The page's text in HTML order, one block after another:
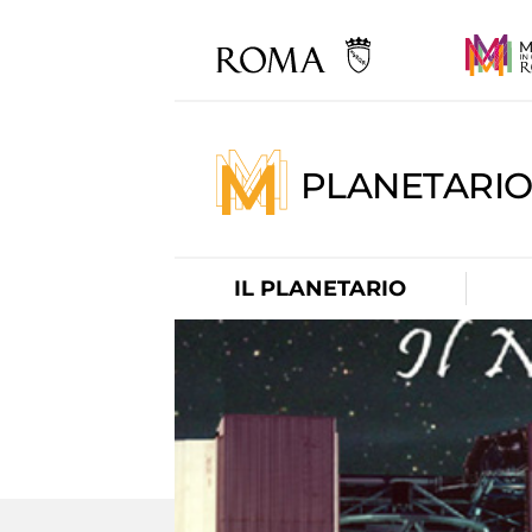
PLANETARIO
IL PLANETARIO